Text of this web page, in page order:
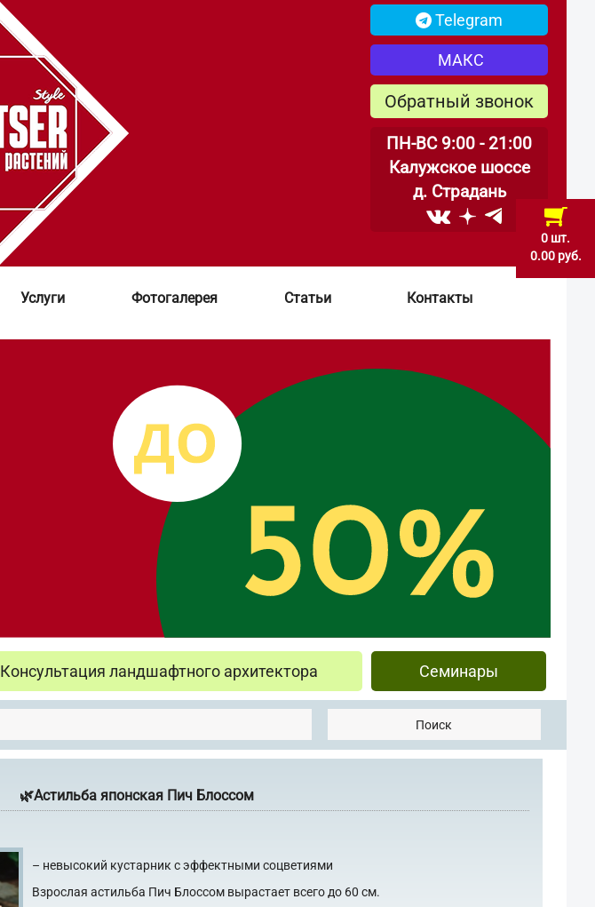
0 шт.
0.00 руб.
Telegram
МАКС
Обратный звонок
ПН-ВС 9:00 - 21:00
Калужское шоссе
д. Страдань
Услуги Фотогалерея Статьи Контакты
Консультация ландшафтного архитектора Семинары
Поиск
🌿Астильба японская Пич Блоссом
– невысокий кустарник с эффектными соцветиями
Взрослая астильба Пич Блоссом вырастает всего до 60 см.